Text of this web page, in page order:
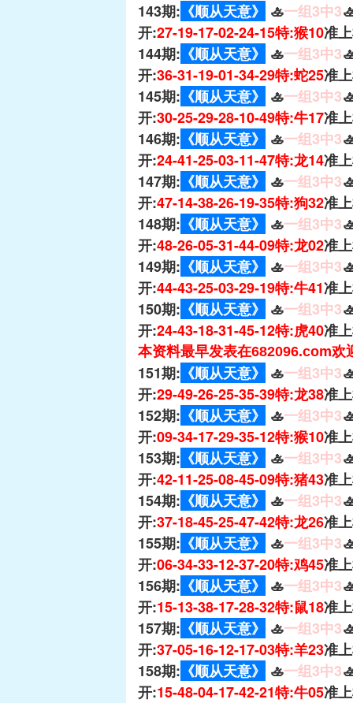
143期: 《顺从天意》 🚣一组3中3
开:27-19-17-02-24-15特:猴10准
144期: 《顺从天意》 🚣一组3中3
开:36-31-19-01-34-29特:蛇25准
145期: 《顺从天意》 🚣一组3中3
开:30-25-29-28-10-49特:牛17准
146期: 《顺从天意》 🚣一组3中3
开:24-41-25-03-11-47特:龙14准
147期: 《顺从天意》 🚣一组3中3
开:47-14-38-26-19-35特:狗32准
148期: 《顺从天意》 🚣一组3中3
开:48-26-05-31-44-09特:龙02准
149期: 《顺从天意》 🚣一组3中3
开:44-43-25-03-29-19特:牛41准
150期: 《顺从天意》 🚣一组3中3
开:24-43-18-31-45-12特:虎40准
本资料最早发表在682096.com欢
151期: 《顺从天意》 🚣一组3中3
开:29-49-26-25-35-39特:龙38准
152期: 《顺从天意》 🚣一组3中3
开:09-34-17-29-35-12特:猴10准
153期: 《顺从天意》 🚣一组3中3
开:42-11-25-08-45-09特:猪43准
154期: 《顺从天意》 🚣一组3中3
开:37-18-45-25-47-42特:龙26准
155期: 《顺从天意》 🚣一组3中3
开:06-34-33-12-37-20特:鸡45准
156期: 《顺从天意》 🚣一组3中3
开:15-13-38-17-28-32特:鼠18准
157期: 《顺从天意》 🚣一组3中3
开:37-05-16-12-17-03特:羊23准
158期: 《顺从天意》 🚣一组3中3
开:15-48-04-17-42-21特:牛05准